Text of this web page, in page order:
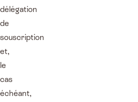
délégation
de
souscription
et,
le
cas
échéant,